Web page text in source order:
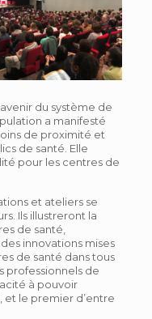
du système de
a manifesté
de proximité et
de santé. Elle
pour les centres de
et ateliers se
Ils illustreront la
de santé,
innovations mises
de santé dans tous
professionnels de
à pouvoir
et le premier d’entre